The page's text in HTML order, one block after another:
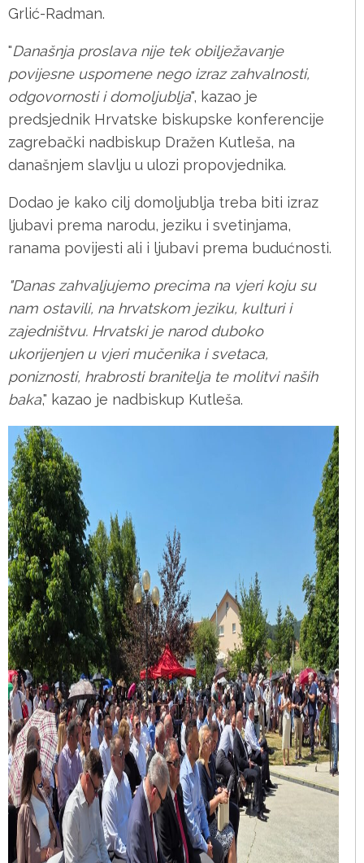
Grlić-Radman.
"Današnja proslava nije tek obilježavanje
povijesne uspomene nego izraz zahvalnosti,
odgovornosti i domoljublja", kazao je
predsjednik Hrvatske biskupske konferencije
zagrebački nadbiskup Dražen Kutleša, na
današnjem slavlju u ulozi propovjednika.
Dodao je kako cilj domoljublja treba biti izraz
ljubavi prema narodu, jeziku i svetinjama,
ranama povijesti ali i ljubavi prema budućnosti.
"Danas zahvaljujemo precima na vjeri koju su
nam ostavili, na hrvatskom jeziku, kulturi i
zajedništvu. Hrvatski je narod duboko
ukorijenjen u vjeri mučenika i svetaca,
poniznosti, hrabrosti branitelja te molitvi naših
baka," kazao je nadbiskup Kutleša.